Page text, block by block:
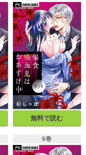
無料で読む
6巻